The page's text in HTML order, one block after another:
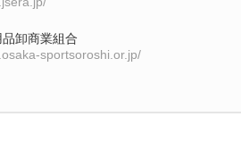
卸商業組合
sportsoroshi.or.jp/